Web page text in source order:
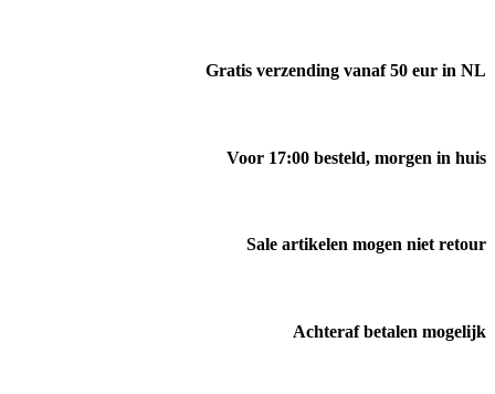
Gratis verzending vanaf 50 eur in NL
Voor 17:00 besteld, morgen in huis
Sale artikelen mogen niet retour
Achteraf betalen mogelijk